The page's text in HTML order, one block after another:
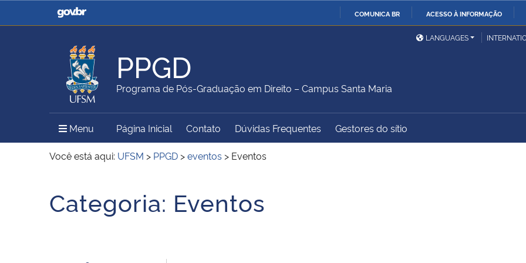
COMUNICA BR ACESSO À INFORMAÇÃO
Casa Civil
Ministério da Justiça e
Ministério da Defesa
Ministério das Relações
Exteriores
Ministério da Agricultura,
Pecuária e Abastecimento
Ministério da Educação
Ministério do Meio Ambiente Ministério do Turismo
Ministério do
Controladoria-Geral da
Secretaria de Governo
Gabinete de Segurança
LANGUAGES
PPGD
Programa de Pós-Graduação em Direito – Campus Santa Maria
Menu Menu Principal do Sítio
Página Inicial Contato Dúvidas Frequentes Gestores do sítio
Você está aqui: UFSM > PPGD >eventos > Eventos
Categoria: Eventos